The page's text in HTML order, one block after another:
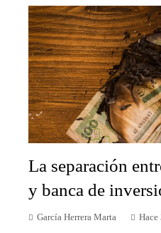
La separación
y banca de
García Herrera Marta Hace